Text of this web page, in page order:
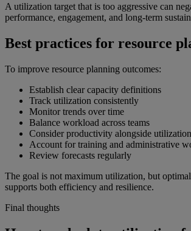
A utilization target that is too aggressive can
performance, engagement, and long-term
Best practices for resource
To improve resource planning outcomes:
Establish clear capacity definitions
Track utilization consistently
Monitor trends over time
Balance workload across teams
Consider productivity alongside utilization
Account for training and administrative
Review forecasts regularly
The goal is not maximum utilization, but
supports both efficiency and resilience.
Final thoughts